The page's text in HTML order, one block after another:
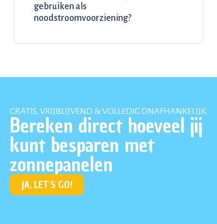
gebruiken als
noodstroomvoorziening?
GRATIS, VRIJBLIJVEND & VOLLEDIG ONAFHANKELIJK
Bereken direct hoeveel jij
kunt besparen met
zonnepanelen
JA, LET'S GO!